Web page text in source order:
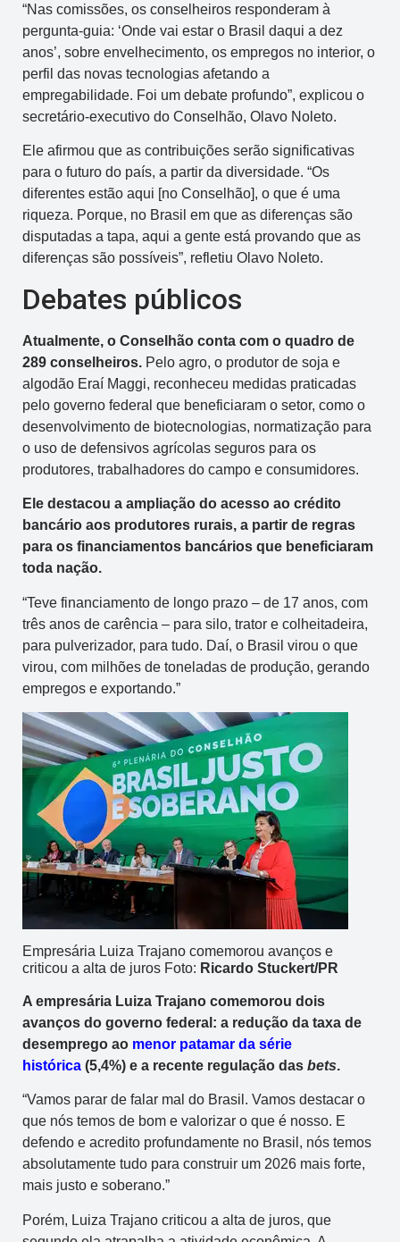
“Nas comissões, os conselheiros responderam à
pergunta-guia: ‘Onde vai estar o Brasil daqui a dez
anos’, sobre envelhecimento, os empregos no interior, o
perfil das novas tecnologias afetando a
empregabilidade. Foi um debate profundo”, explicou o
secretário-executivo do Conselhão, Olavo Noleto.
Ele afirmou que as contribuições serão significativas
para o futuro do país, a partir da diversidade. “Os
diferentes estão aqui [no Conselhão], o que é uma
riqueza. Porque, no Brasil em que as diferenças são
disputadas a tapa, aqui a gente está provando que as
diferenças são possíveis”, refletiu Olavo Noleto.
Debates públicos
Atualmente, o Conselhão conta com o quadro de
289 conselheiros. Pelo agro, o produtor de soja e
algodão Eraí Maggi, reconheceu medidas praticadas
pelo governo federal que beneficiaram o setor, como o
desenvolvimento de biotecnologias, normatização para
o uso de defensivos agrícolas seguros para os
produtores, trabalhadores do campo e consumidores.
Ele destacou a ampliação do acesso ao crédito
bancário aos produtores rurais, a partir de regras
para os financiamentos bancários que beneficiaram
toda nação.
“Teve financiamento de longo prazo – de 17 anos, com
três anos de carência – para silo, trator e colheitadeira,
para pulverizador, para tudo. Daí, o Brasil virou o que
virou, com milhões de toneladas de produção, gerando
empregos e exportando.”
Empresária Luiza Trajano comemorou avanços e
criticou a alta de juros Foto: Ricardo Stuckert/PR
A empresária Luiza Trajano comemorou dois
avanços do governo federal: a redução da taxa de
desemprego ao menor patamar da série
histórica (5,4%) e a recente regulação das bets.
“Vamos parar de falar mal do Brasil. Vamos destacar o
que nós temos de bom e valorizar o que é nosso. E
defendo e acredito profundamente no Brasil, nós temos
absolutamente tudo para construir um 2026 mais forte,
mais justo e soberano.”
Porém, Luiza Trajano criticou a alta de juros, que